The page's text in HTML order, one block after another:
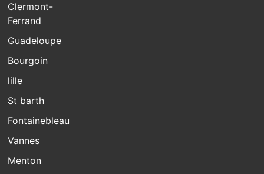
Clermont-
Ferrand
Guadeloupe
Bourgoin
lille
St barth
Fontainebleau
Vannes
Menton